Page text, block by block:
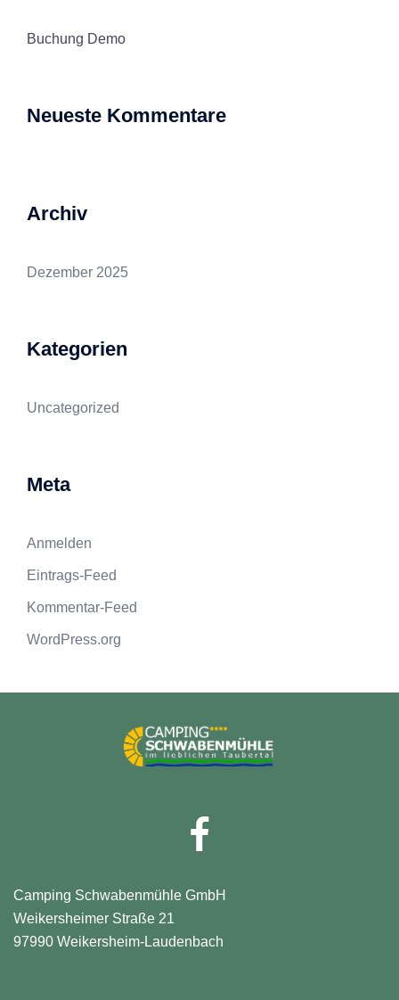
Buchung Demo
Neueste Kommentare
Archiv
Dezember 2025
Kategorien
Uncategorized
Meta
Anmelden
Eintrags-Feed
Kommentar-Feed
WordPress.org
Camping Schwabenmühle GmbH
Weikersheimer Straße 21
97990 Weikersheim-Laudenbach